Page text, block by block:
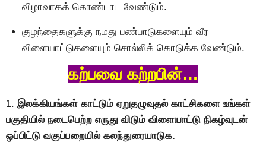
விழாவாகக் கொண்டாட வேண்டும்.
குழந்தைகளுக்கு நமது பண்பாடுகளையும் வீர
விளையாட்டுகளையும் சொல்லிக் கொடுக்க வேண்டும்.
கற்பவை கற்றபின்…
1. இலக்கியங்கள் காட்டும் ஏறுதழுவுதல் காட்சிகளை உங்கள்
பகுதியில் நடைபெற்ற எருது விடும் விளையாட்டு நிகழ்வுடன்
ஒப்பிட்டு வகுப்பறையில் கலந்துரையாடுக.